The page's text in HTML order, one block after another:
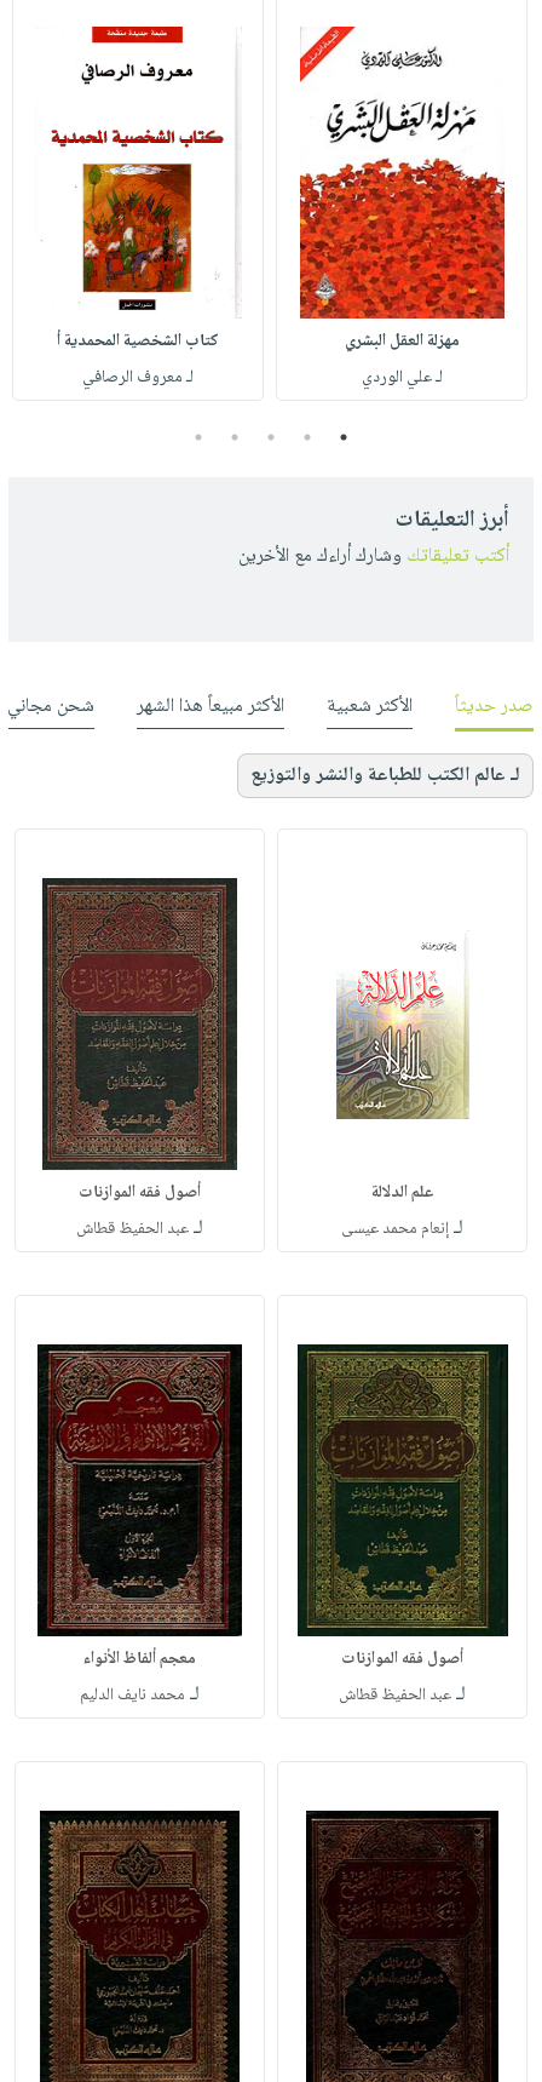
مهزلة العقل البشري
لـ علي الوردي
كتاب الشخصية المحمدية أ
لـ معروف الرصافي
1
2
3
4
5
أبرز التعليقات
أكتب تعليقاتك وشارك أراءك مع الأخرين
صدر حديثاً الأكثر شعبية الأكثر مبيعاً هذا الشهر شحن مجاني
لـ عالم الكتب للطباعة والنشر والتوزيع
علم الدلالة
لـإنعام محمد عيسى
أصول فقه الموازنات
لـعبد الحفيظ قطاش
أصول فقه الموازنات
لـعبد الحفيظ قطاش
معجم ألفاظ الأنواء
لـ محمد نايف الدليم